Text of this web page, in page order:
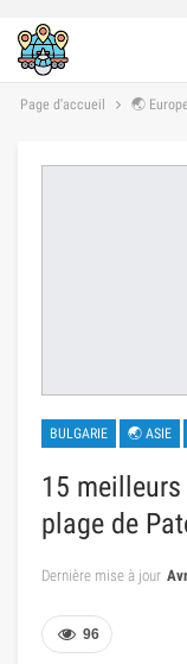
Page d'accueil 🌏 Europe
BULGARIE 🌏 ASIE
15
plage de
Dernière mise à jour
96